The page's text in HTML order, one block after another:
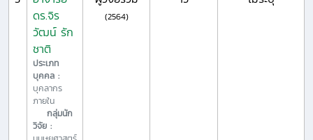
ดร.จิร
วัฒน์ รัก
ชาติ
ประเภท
บุคคล :
บุคลากร
ภายใน
กลุ่มนัก
วิจัย :
(2564)